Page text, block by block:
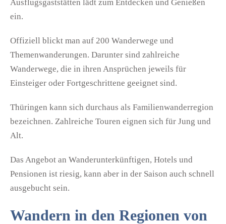
Ausflugsgaststätten lädt zum Entdecken und Genießen
ein.
Offiziell blickt man auf 200 Wanderwege und
Themenwanderungen. Darunter sind zahlreiche
Wanderwege, die in ihren Ansprüchen jeweils für
Einsteiger oder Fortgeschrittene geeignet sind.
Thüringen kann sich durchaus als Familienwanderregion
bezeichnen. Zahlreiche Touren eignen sich für Jung und
Alt.
Das Angebot an Wanderunterkünftigen, Hotels und
Pensionen ist riesig, kann aber in der Saison auch schnell
ausgebucht sein.
Wandern in den Regionen von